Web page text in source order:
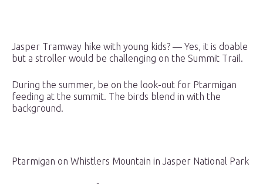
Jasper Tramway hike with young kids? — Yes, it is doable
but a stroller would be challenging on the Summit Trail.
During the summer, be on the look-out for Ptarmigan
feeding at the summit. The birds blend in with the
background.
Ptarmigan on Whistlers Mountain in Jasper National Park